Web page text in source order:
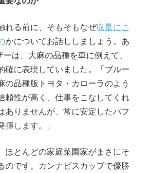
れる前に、そもそもなぜ収量にこ
かについてお話ししましょう。あ
は、大麻の品種を車に例えて、
確に表現していました。「ブルー
の品種版トヨタ・カローラのよう
頼性が高く、仕事をこなしてくれ
ありませんが、常に安定したパフ
揮します。」
ほとんどの家庭菜園家がまさにそ
のです。カンナビスカップで優勝